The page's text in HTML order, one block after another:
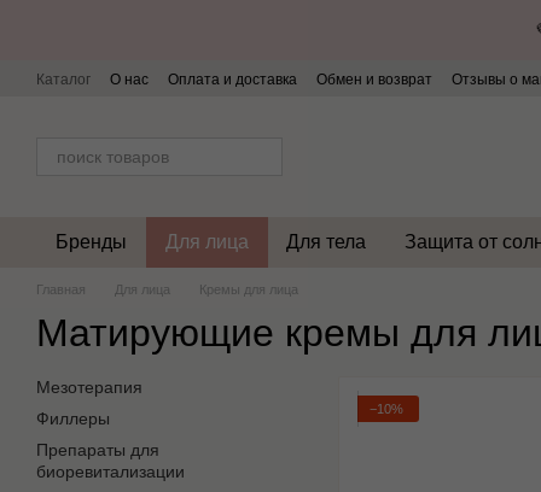
Каталог О нас Оплата и доставка Обмен и возврат Отзывы о
Бренды Для лица Для тела Защита от
Главная Для лица Кремы для лица
Матирующие кремы для
−10%
Мезотерапия
Филлеры
Препараты для
биоревитализации